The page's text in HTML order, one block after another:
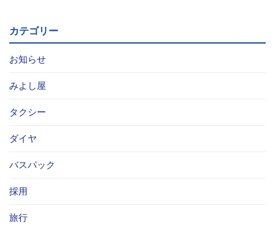
カテゴリー
お知らせ
みよし屋
タクシー
ダイヤ
バスパック
採用
旅行